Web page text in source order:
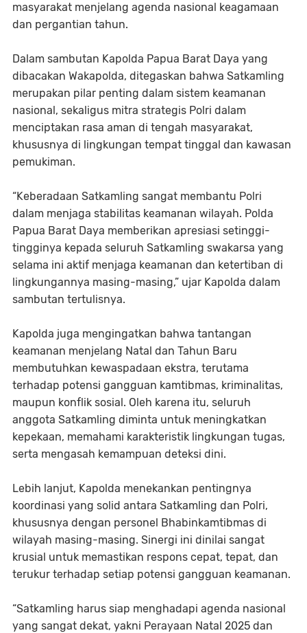
masyarakat menjelang agenda nasional keagamaan
dan pergantian tahun.
Dalam sambutan Kapolda Papua Barat Daya yang
dibacakan Wakapolda, ditegaskan bahwa Satkamling
merupakan pilar penting dalam sistem keamanan
nasional, sekaligus mitra strategis Polri dalam
menciptakan rasa aman di tengah masyarakat,
khususnya di lingkungan tempat tinggal dan kawasan
pemukiman.
“Keberadaan Satkamling sangat membantu Polri
dalam menjaga stabilitas keamanan wilayah. Polda
Papua Barat Daya memberikan apresiasi setinggi-
tingginya kepada seluruh Satkamling swakarsa yang
selama ini aktif menjaga keamanan dan ketertiban di
lingkungannya masing-masing,” ujar Kapolda dalam
sambutan tertulisnya.
Kapolda juga mengingatkan bahwa tantangan
keamanan menjelang Natal dan Tahun Baru
membutuhkan kewaspadaan ekstra, terutama
terhadap potensi gangguan kamtibmas, kriminalitas,
maupun konflik sosial. Oleh karena itu, seluruh
anggota Satkamling diminta untuk meningkatkan
kepekaan, memahami karakteristik lingkungan tugas,
serta mengasah kemampuan deteksi dini.
Lebih lanjut, Kapolda menekankan pentingnya
koordinasi yang solid antara Satkamling dan Polri,
khususnya dengan personel Bhabinkamtibmas di
wilayah masing-masing. Sinergi ini dinilai sangat
krusial untuk memastikan respons cepat, tepat, dan
terukur terhadap setiap potensi gangguan keamanan.
“Satkamling harus siap menghadapi agenda nasional
yang sangat dekat, yakni Perayaan Natal 2025 dan